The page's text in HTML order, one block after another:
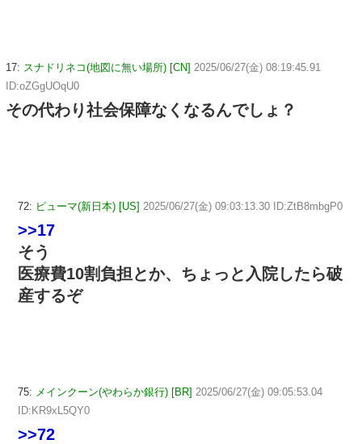
17: スナドリネコ(地図に無い場所) [CN] 2025/06/27(金) 08:19:45.91
ID:oZGgUOqU0
その代わり社会保障なくなるんでしょ？
72: ピューマ(新日本) [US] 2025/06/27(金) 09:03:13.30 ID:ZtB8mbgP0
>>17
そう
医療費10割負担とか、ちょっと入院したら破
産するぞ
75: メインクーン(やわらか銀行) [BR] 2025/06/27(金) 09:05:53.04
ID:KR9xL5QY0
>>72